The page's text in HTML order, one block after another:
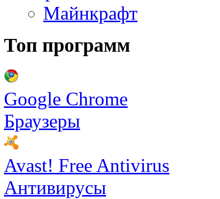
Майнкрафт
Топ программ
Google Chrome
Браузеры
Avast! Free Antivirus
Антивирусы